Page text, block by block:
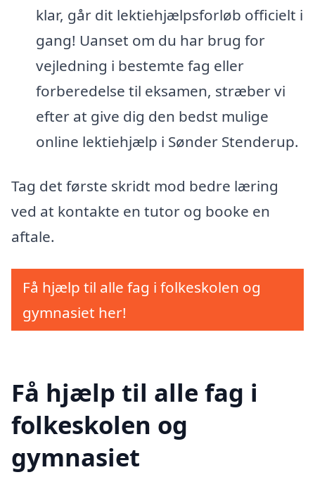
klar, går dit lektiehjælpsforløb officielt i
gang! Uanset om du har brug for
vejledning i bestemte fag eller
forberedelse til eksamen, stræber vi
efter at give dig den bedst mulige
online lektiehjælp i Sønder Stenderup.
Tag det første skridt mod bedre læring
ved at kontakte en tutor og booke en
aftale.
Få hjælp til alle fag i folkeskolen og
gymnasiet her!
Få hjælp til alle fag i
folkeskolen og
gymnasiet